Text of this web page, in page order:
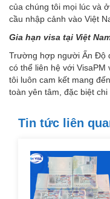
của chúng tôi mọi lúc và
cầu nhập cảnh vào Việt
Gia hạn visa tại Việt
Trường hợp người Ấn Độ
có thể liên hệ với VisaPM
tôi luôn cam kết mang
toàn yên tâm, đặc biệt
Tin tức liên